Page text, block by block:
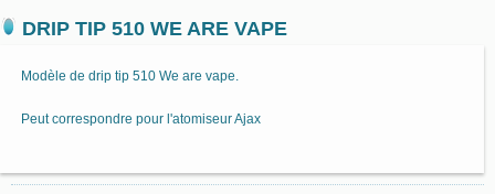
DRIP TIP 510 WE ARE VAPE
Modèle de drip tip 510 We are vape.
Peut correspondre pour l'atomiseur Ajax